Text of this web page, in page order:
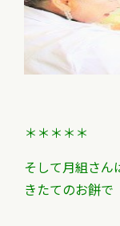
＊＊＊＊＊
そして月組さん
きたてのお餅